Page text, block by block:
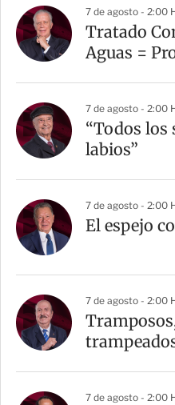
7 de agosto - 2:00
Tratado
Aguas =
7 de agosto - 2:00
“Todos los
labios”
7 de agosto - 2:00
El espejo
7 de agosto - 2:00
7 de agosto - 2:00